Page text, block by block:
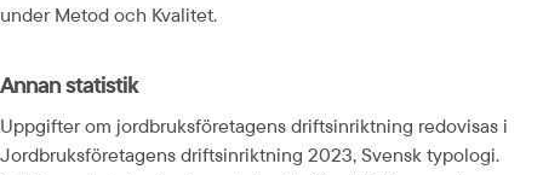
under Metod och Kvalitet.
Annan statistik
Uppgifter om jordbruksföretagens driftsinriktning redovisas i
Jordbruksföretagens driftsinriktning 2023, Svensk typologi.